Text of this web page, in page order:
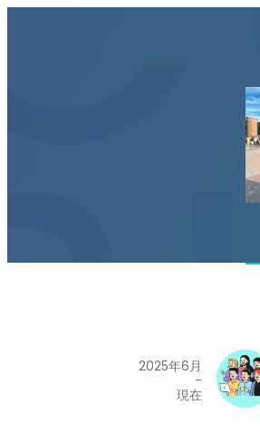
2025年6月
-
現在